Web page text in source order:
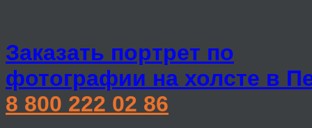
Заказать портрет по
фотографии на холсте в
8 800 222 02 86